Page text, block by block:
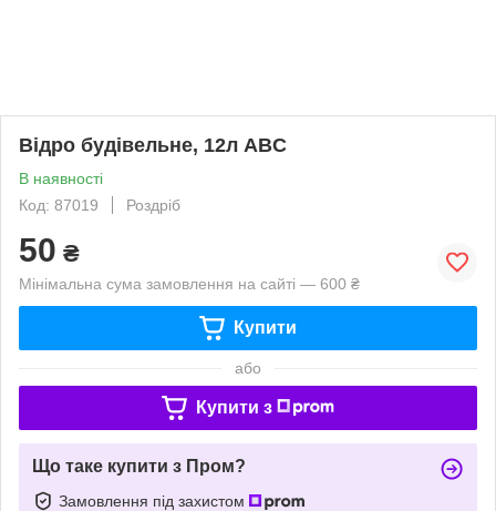
Відро будівельне, 12л ABC
В наявності
Код: 87019
Роздріб
50 ₴
Мінімальна сума замовлення на сайті — 600 ₴
Купити
або
Купити з
Що таке купити з Пром?
Замовлення під захистом